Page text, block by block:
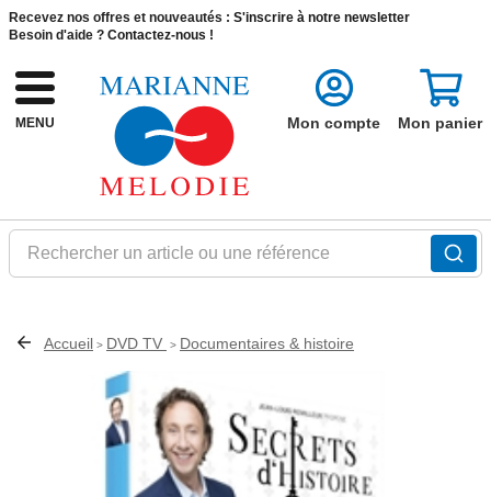
Recevez nos offres et nouveautés : S'inscrire à notre newsletter
Besoin d'aide ? Contactez-nous !
MENU
Rechercher un article ou une référence
Mon compte Mon panier
Accueil > DVD TV > Documentaires & histoire